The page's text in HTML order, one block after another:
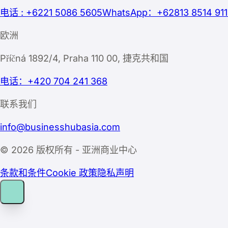
电话 : +6221 5086 5605WhatsApp：+62813 8514
欧洲
Příčná 1892/4, Praha 110 00, 捷克共和国
电话：+420 704 241 368
联系我们
info@businesshubasia.com
© 2026 版权所有 - 亚洲商业中心
条款和条件Cookie 政策隐私声明